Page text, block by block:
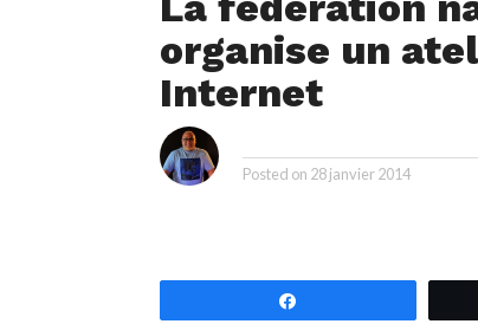
organise un
Internet
Posted on 28 janvier 2014